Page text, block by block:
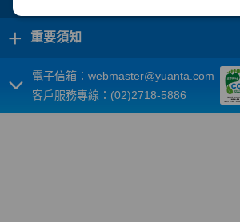
+ 重要須知
電子信箱： webmaster@yuanta.com
客戶服務專線：(02)2718-5886